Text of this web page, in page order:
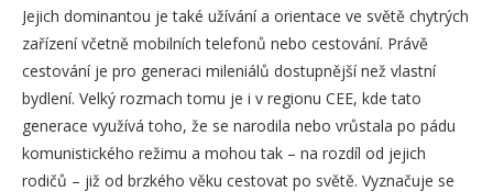
Jejich dominantou je také užívání a orientace ve světě chytrých
zařízení včetně mobilních telefonů nebo cestování. Právě
cestování je pro generaci mileniálů dostupnější než vlastní
bydlení. Velký rozmach tomu je i v regionu CEE, kde tato
generace využívá toho, že se narodila nebo vrůstala po pádu
komunistického režimu a mohou tak – na rozdíl od jejich
rodičů – již od brzkého věku cestovat po světě. Vyznačuje se